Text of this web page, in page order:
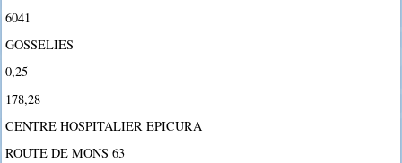
6041
GOSSELIES
0,25
178,28
CENTRE HOSPITALIER EPICURA
ROUTE DE MONS 63